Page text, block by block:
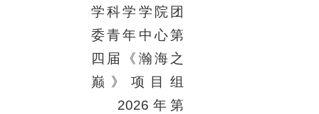
学科学学院团
委青年中心第
四届《瀚海之
巅》项目组
2026 年第